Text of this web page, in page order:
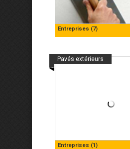
Entreprises (7)
Entreprises (1)
Pavés extérieurs